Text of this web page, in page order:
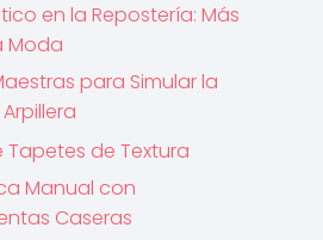
en la Repostería: Más
Moda
para Simular la
Tapetes de Textura
Manual con
Caseras